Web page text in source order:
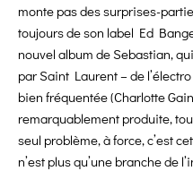
monte pas des surprises-
toujours de son label Ed
nouvel album de Sebastian,
par Saint Laurent – de
bien fréquentée (Charlotte
remarquablement produite,
seul problème, à force, c’est
n’est plus qu’une branche de